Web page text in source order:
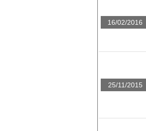
16/02/2016
25/11/2015